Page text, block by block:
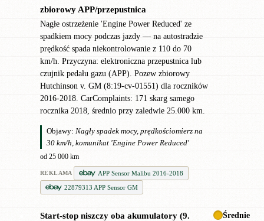
zbiorowy APP/przepustnica
Nagłe ostrzeżenie 'Engine Power Reduced' ze
spadkiem mocy podczas jazdy — na autostradzie
prędkość spada niekontrolowanie z 110 do 70
km/h. Przyczyna: elektroniczna przepustnica lub
czujnik pedału gazu (APP). Pozew zbiorowy
Hutchinson v. GM (8:19-cv-01551) dla roczników
2016-2018. CarComplaints: 171 skarg samego
rocznika 2018, średnio przy zaledwie 25.000 km.
Objawy: Nagły spadek mocy, prędkościomierz na
30 km/h, komunikat 'Engine Power Reduced'
od 25 000 km
REKLAMA
APP Sensor Malibu 2016-2018
22879313 APP Sensor GM
Start-stop niszczy oba akumulatory (9.
Średnie